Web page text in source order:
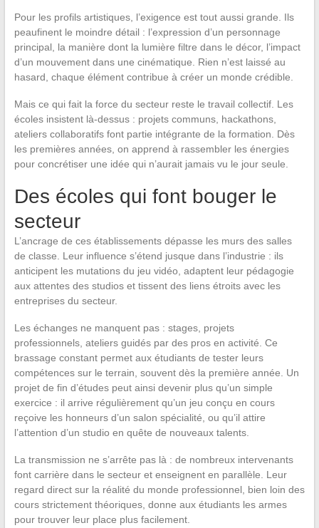
Pour les profils artistiques, l’exigence est tout aussi grande. Ils
peaufinent le moindre détail : l’expression d’un personnage
principal, la manière dont la lumière filtre dans le décor, l’impact
d’un mouvement dans une cinématique. Rien n’est laissé au
hasard, chaque élément contribue à créer un monde crédible.
Mais ce qui fait la force du secteur reste le travail collectif. Les
écoles insistent là-dessus : projets communs, hackathons,
ateliers collaboratifs font partie intégrante de la formation. Dès
les premières années, on apprend à rassembler les énergies
pour concrétiser une idée qui n’aurait jamais vu le jour seule.
Des écoles qui font bouger le
secteur
L’ancrage de ces établissements dépasse les murs des salles
de classe. Leur influence s’étend jusque dans l’industrie : ils
anticipent les mutations du jeu vidéo, adaptent leur pédagogie
aux attentes des studios et tissent des liens étroits avec les
entreprises du secteur.
Les échanges ne manquent pas : stages, projets
professionnels, ateliers guidés par des pros en activité. Ce
brassage constant permet aux étudiants de tester leurs
compétences sur le terrain, souvent dès la première année. Un
projet de fin d’études peut ainsi devenir plus qu’un simple
exercice : il arrive régulièrement qu’un jeu conçu en cours
reçoive les honneurs d’un salon spécialité, ou qu’il attire
l’attention d’un studio en quête de nouveaux talents.
La transmission ne s’arrête pas là : de nombreux intervenants
font carrière dans le secteur et enseignent en parallèle. Leur
regard direct sur la réalité du monde professionnel, bien loin des
cours strictement théoriques, donne aux étudiants les armes
pour trouver leur place plus facilement.